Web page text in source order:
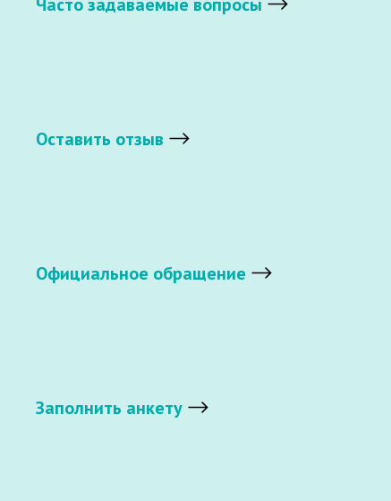
Оставить отзыв
Официальное обращение
Заполнить анкету